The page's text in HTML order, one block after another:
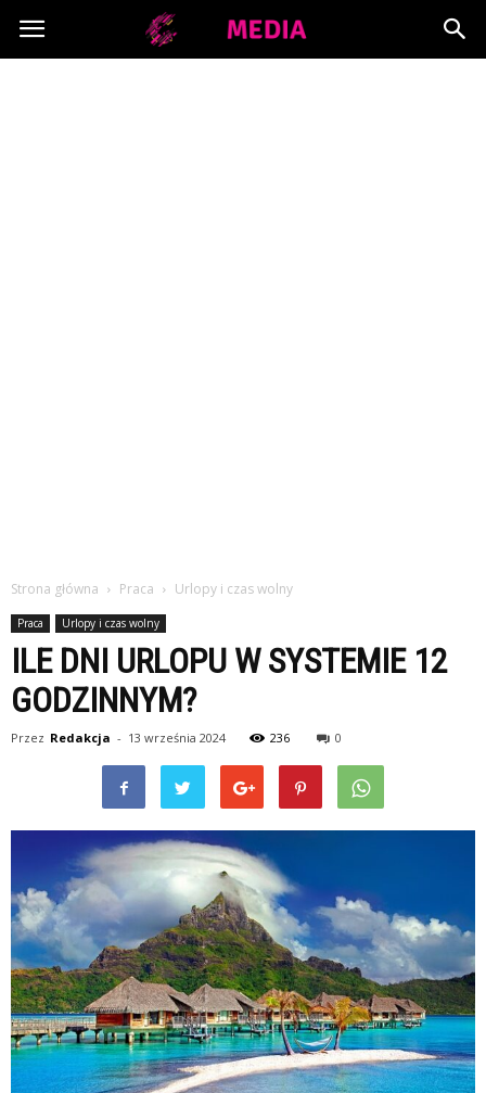
Copymedia.pl
Strona główna Praca Urlopy i czas wolny
Praca Urlopy i czas wolny
ILE DNI URLOPU W SYSTEMIE 12
GODZINNYM?
Przez Redakcja - 13 września 2024 236 0